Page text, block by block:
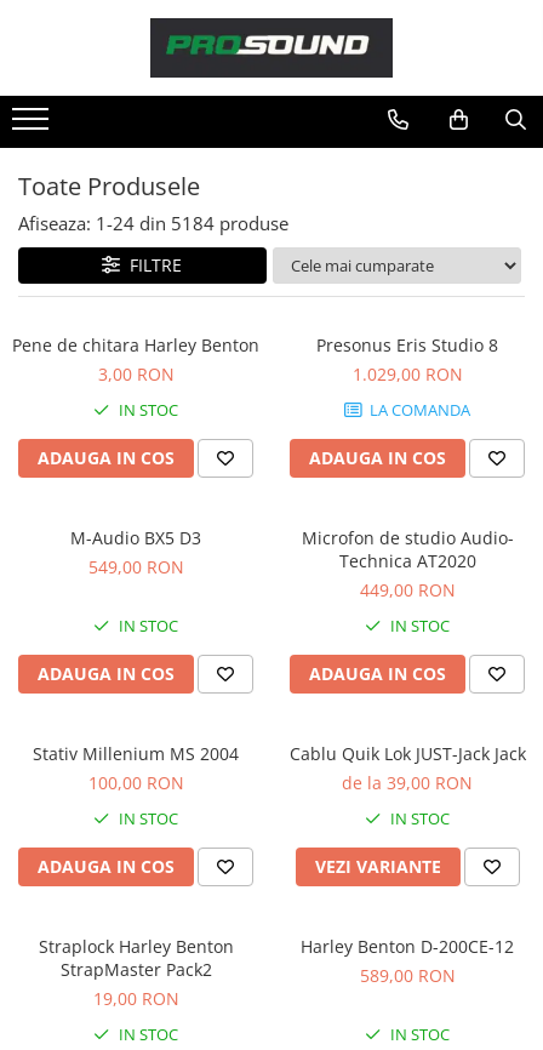
Sonorizare / PA
Procesoare si efecte
Shockmount
Stabilizatoare de tensiune UPS si
Power Conditioner
Microfoane
Accesorii de microfoane
Capsule de microfon
Case-uri de microfoane
Microfoane de broadcast
Microfoane de masurare si
calibrare
Microfoane de Suprafata
Microfoane de voce si live
Microfoane lavaliera si headset
Android
Microfoane pt Camere Video
Microfoane pt instalatii si
Microfoane Ribbon
Microfoane wireless si sisteme
Stative de microfon
Studio si inregistrari
Toate Produsele
Afiseaza: 1-24 din 5184 produse
FILTRE
Pene de chitara Harley Benton
3,00 RON
IN STOC
ADAUGA IN COS
Presonus Eris Studio 8
1.029,00 RON
LA COMANDA
ADAUGA IN COS
M-Audio BX5 D3
549,00 RON
IN STOC
ADAUGA IN COS
Microfon de studio Audio-
Technica AT2020
449,00 RON
IN STOC
ADAUGA IN COS
Stativ Millenium MS 2004
100,00 RON
IN STOC
ADAUGA IN COS
Cablu Quik Lok JUST-Jack Jack
de la 39,00 RON
IN STOC
VEZI VARIANTE
Straplock Harley Benton
StrapMaster Pack2
19,00 RON
IN STOC
Harley Benton D-200CE-12
589,00 RON
IN STOC